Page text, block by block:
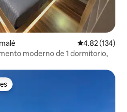
Calificación
4.82 (134)
moderno de 1 dormitorio,